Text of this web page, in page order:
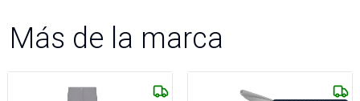
Más de la marca